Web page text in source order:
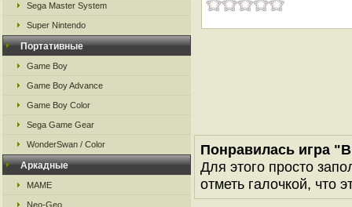
Sega Master System
Super Nintendo
Портативные
Game Boy
Game Boy Advance
Game Boy Color
Sega Game Gear
WonderSwan / Color
Аркадные
MAME
Neo-Geo
Понравилась игра
Для этого просто
отметь галочкой, что